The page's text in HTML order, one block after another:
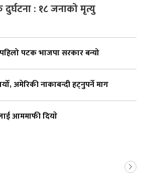
दुर्घटना : १८ जनाको मृत्यु
पटक भाजपा सरकार बन्यो
अमेरिकी नाकाबन्दी हट्नुपर्ने माग
आममाफी दियाे